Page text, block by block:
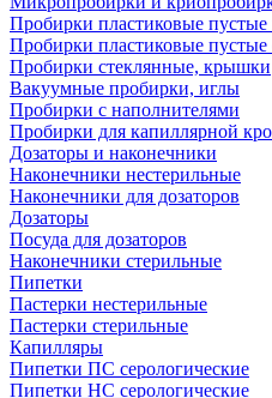
Пробирки пластиковые пустые
Пробирки пластиковые пустые
Пробирки стеклянные, крышки
Вакуумные пробирки, иглы
Пробирки с наполнителями
Пробирки для капиллярной
Дозаторы и наконечники
Наконечники нестерильные
Наконечники для дозаторов
Дозаторы
Посуда для дозаторов
Наконечники стерильные
Пипетки
Пастерки нестерильные
Пастерки стерильные
Капилляры
Пипетки ПС серологические
Пипетки НС серологические